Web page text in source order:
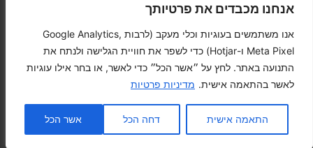
אנחנו מכבדים את פרטיותך
אנו משתמשים בעוגיות וכלי מעקב (לרבות Google Analytics,
Meta Pixel ו-Hotjar) כדי לשפר את חוויית הגלישה ולנתח את
התנועה באתר. לחץ על ״אשר הכל״ כדי לאשר, או בחר אילו עוגיות
לאשר בהתאמה אישית. מדיניות פרטיות
התאמה אישית דחה הכל אשר הכל
קנייה מאובטחת